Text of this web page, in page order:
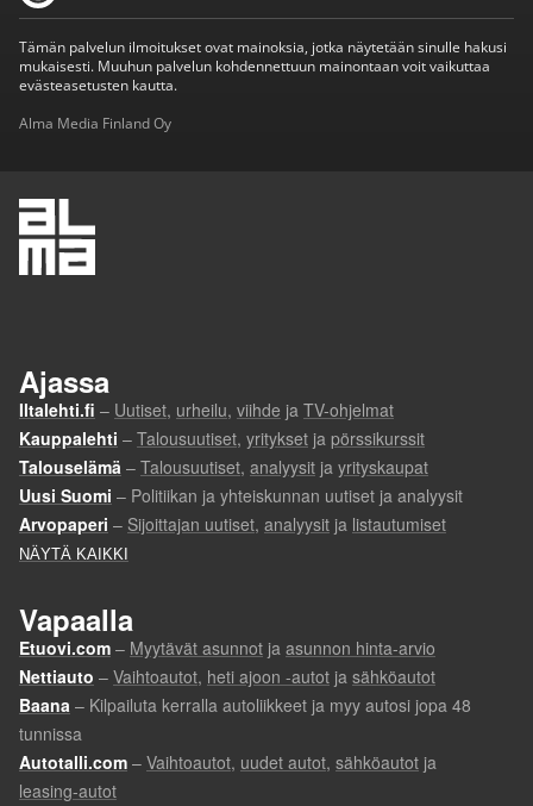
Tämän palvelun ilmoitukset ovat mainoksia, jotka näytetään sinulle hakusi
mukaisesti. Muuhun palvelun kohdennettuun mainontaan voit vaikuttaa
evästeasetusten kautta.
Alma Media Finland Oy